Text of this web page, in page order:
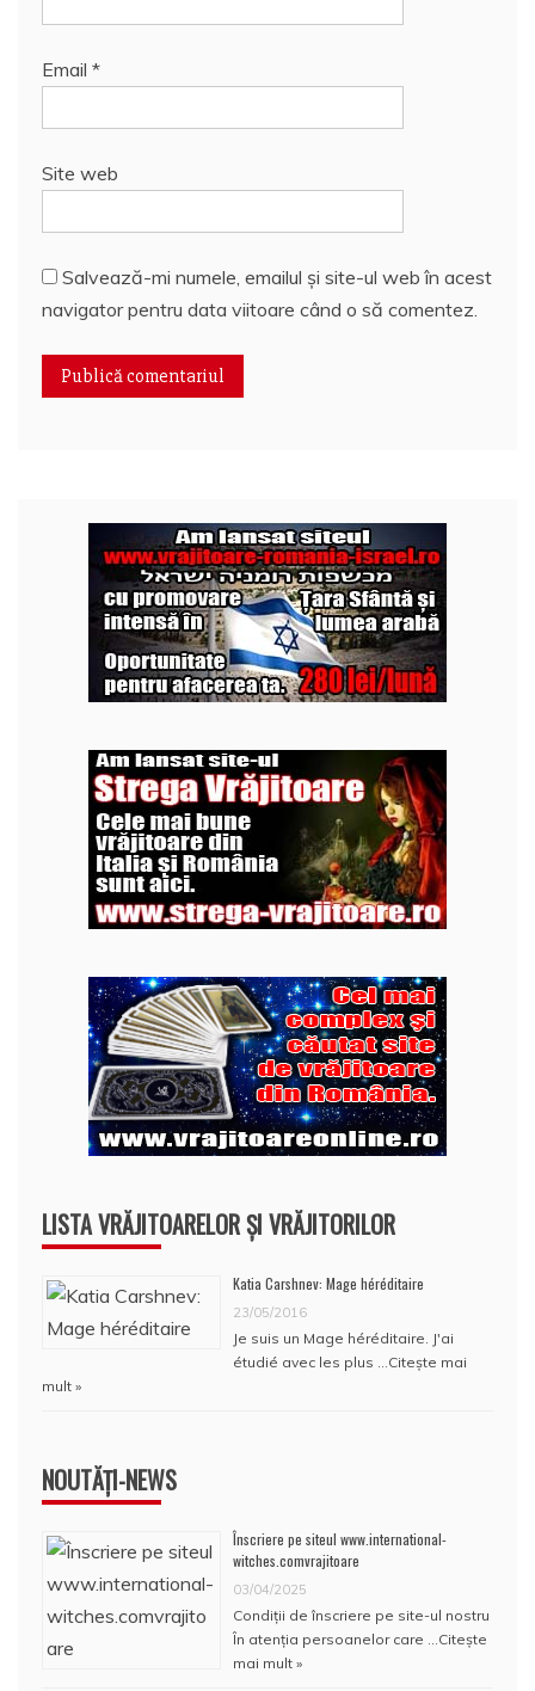
Email *
Site web
Salvează-mi numele, emailul și site-ul web în acest
navigator pentru data viitoare când o să comentez.
LISTA VRĂJITOARELOR ȘI VRĂJITORILOR
Katia Carshnev: Mage héréditaire
23/05/2016
Je suis un Mage héréditaire. J'ai
étudié avec les plus … Citește mai
mult »
NOUTĂȚI-NEWS
Înscriere pe siteul www.international-
witches.comvrajitoare
03/04/2025
Condiţii de înscriere pe site-ul nostru
În atenţia persoanelor care … Citește
mai mult »